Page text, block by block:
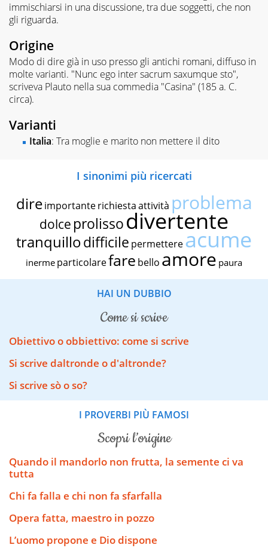
immischiarsi in una discussione, tra due soggetti, che non
gli riguarda.
Origine
Modo di dire già in uso presso gli antichi romani, diffuso in
molte varianti. "Nunc ego inter sacrum saxumque sto",
scriveva Plauto nella sua commedia "Casina" (185 a. C.
circa).
Varianti
Italia: Tra moglie e marito non mettere il dito
I sinonimi più ricercati
dire importante richiestaattività problema
dolce prolissodivertente
tranquillodifficile permettereacume
inerme particolarefare bello amore paura
HAI UN DUBBIO
come si scrive
Obiettivo o obbiettivo: come si scrive
Si scrive daltronde o d'altronde?
Si scrive sò o so?
I PROVERBI PIÙ FAMOSI
scopri l’origine
Quando il mandorlo non frutta, la semente ci va
tutta
Chi fa falla e chi non fa sfarfalla
Opera fatta, maestro in pozzo
L’uomo propone e Dio dispone